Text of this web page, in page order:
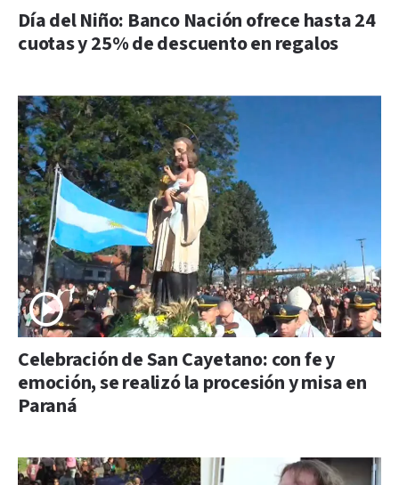
Día del Niño: Banco Nación ofrece hasta 24
cuotas y 25% de descuento en regalos
Celebración de San Cayetano: con fe y
emoción, se realizó la procesión y misa en
Paraná